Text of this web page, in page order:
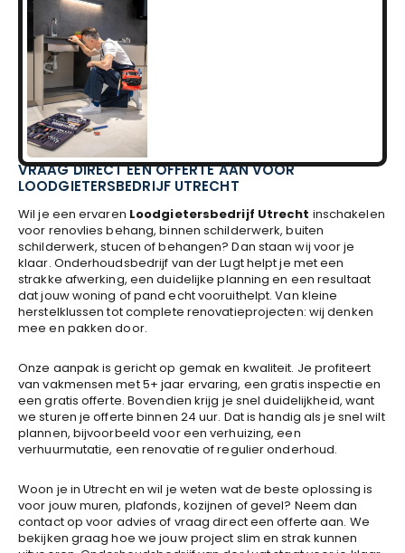
VRAAG DIRECT EEN OFFERTE AAN VOOR
LOODGIETERSBEDRIJF UTRECHT
Wil je een ervaren Loodgietersbedrijf Utrecht inschakelen
voor renovlies behang, binnen schilderwerk, buiten
schilderwerk, stucen of behangen? Dan staan wij voor je
klaar. Onderhoudsbedrijf van der Lugt helpt je met een
strakke afwerking, een duidelijke planning en een resultaat
dat jouw woning of pand echt vooruithelpt. Van kleine
herstelklussen tot complete renovatieprojecten: wij denken
mee en pakken door.
Onze aanpak is gericht op gemak en kwaliteit. Je profiteert
van vakmensen met 5+ jaar ervaring, een gratis inspectie en
een gratis offerte. Bovendien krijg je snel duidelijkheid, want
we sturen je offerte binnen 24 uur. Dat is handig als je snel wilt
plannen, bijvoorbeeld voor een verhuizing, een
verhuurmutatie, een renovatie of regulier onderhoud.
Woon je in Utrecht en wil je weten wat de beste oplossing is
voor jouw muren, plafonds, kozijnen of gevel? Neem dan
contact op voor advies of vraag direct een offerte aan. We
bekijken graag hoe we jouw project slim en strak kunnen